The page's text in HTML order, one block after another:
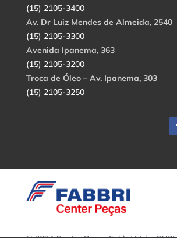
(15) 2105-3400
Av. Dr Luiz Mendes de Almeida, 2540
(15) 2105-3300
Avenida Ipanema, 363
(15) 2105-3200
Troca de Óleo – Av. Ipanema, 303
(15) 2105-3250